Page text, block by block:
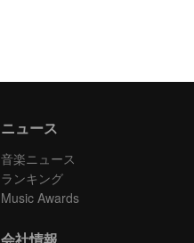
ニュース
音楽ニュース
ランキング
Music Awards